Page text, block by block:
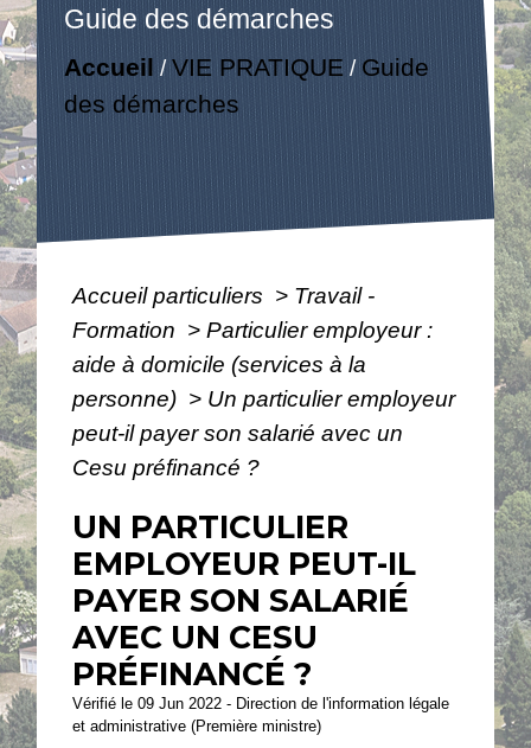
Guide des démarches
Accueil /VIE PRATIQUE / Guide
des démarches
Accueil particuliers > Travail -
Formation > Particulier employeur :
aide à domicile (services à la
personne) > Un particulier employeur
peut-il payer son salarié avec un
Cesu préfinancé ?
UN PARTICULIER
EMPLOYEUR PEUT-IL
PAYER SON SALARIÉ
AVEC UN CESU
PRÉFINANCÉ ?
Vérifié le 09 Jun 2022 - Direction de l'information légale
et administrative (Première ministre)